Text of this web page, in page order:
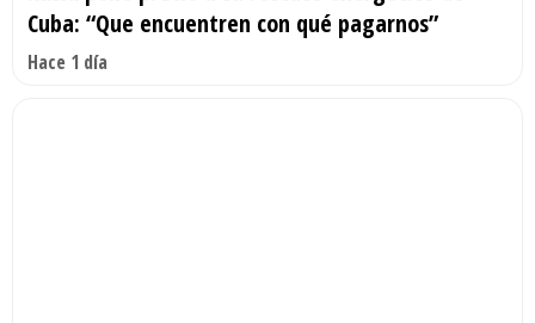
Cuba: “Que encuentren con qué pagarnos”
Hace 1 día